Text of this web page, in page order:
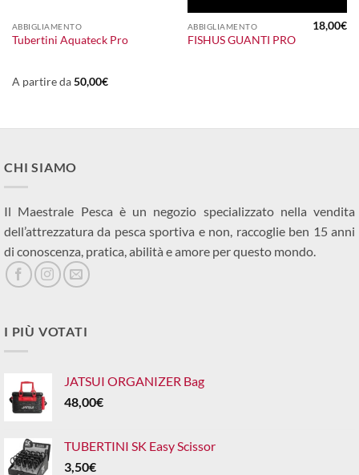
ABBIGLIAMENTO
Tubertini Aquateck Pro
A partire da50,00€
ABBIGLIAMENTO
FISHUS GUANTI PRO
18,00€
CHI SIAMO
Il Maestrale Pesca è un negozio specializzato nella vendita
dell’attrezzatura da pesca sportiva e non, raccoglie ben 15 anni
di conoscenza, pratica, abilità e amore per questo mondo.
I PIÙ VOTATI
JATSUI ORGANIZER Bag
48,00€
TUBERTINI SK Easy Scissor
3,50€